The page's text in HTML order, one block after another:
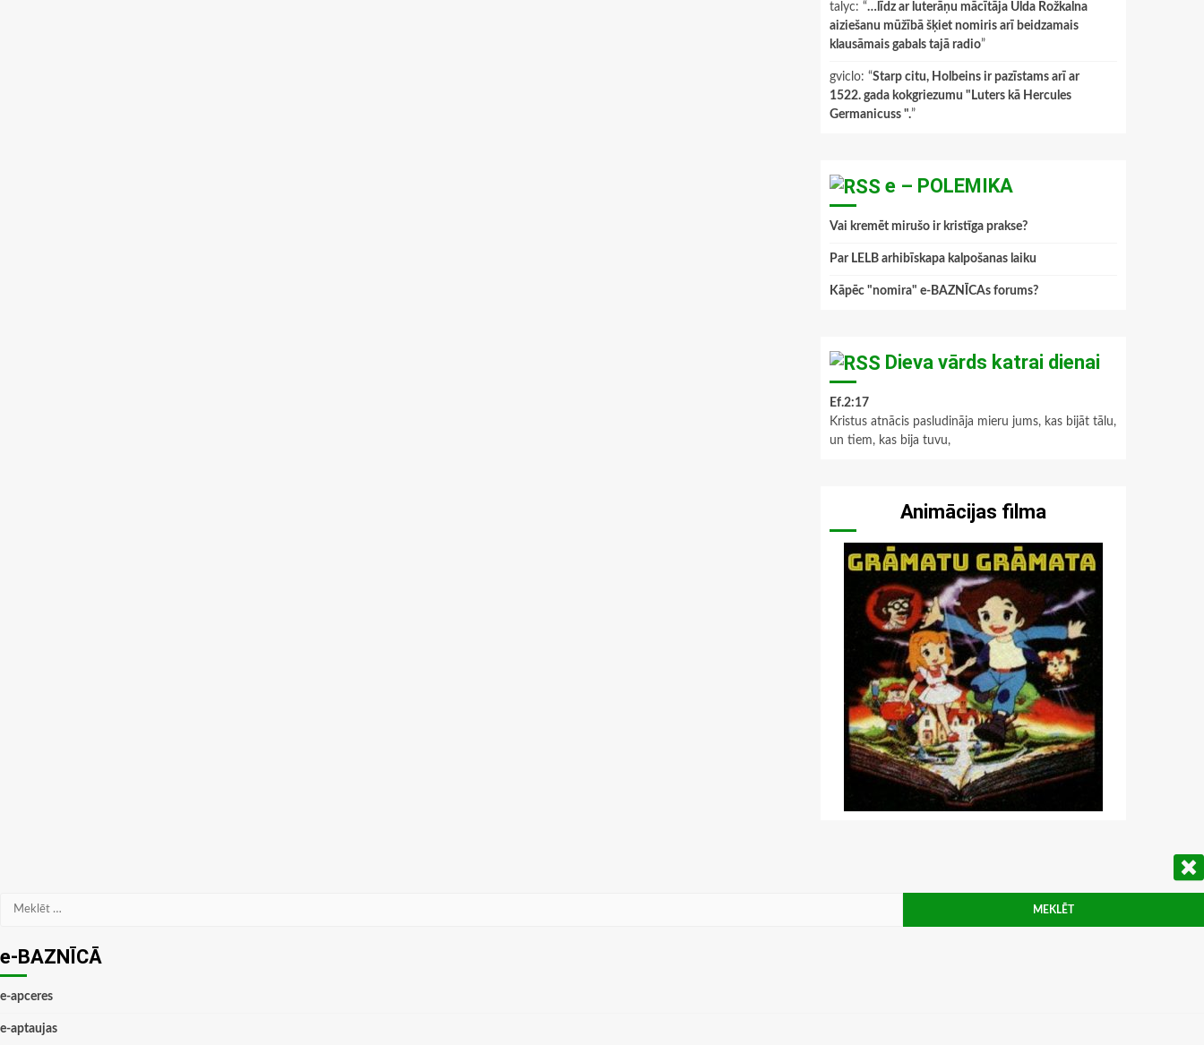
talyc: “…līdz ar luterāņu mācītāja Ulda Rožkalna
aiziešanu mūžībā šķiet nomiris arī beidzamais
klausāmais gabals tajā radio”
gviclo: “Starp citu, Holbeins ir pazīstams arī ar
1522. gada kokgriezumu "Luters kā Hercules
Germanicuss ".”
e – POLEMIKA
Vai kremēt mirušo ir kristīga prakse?
Par LELB arhibīskapa kalpošanas laiku
Kāpēc "nomira" e-BAZNĪCAs forums?
Dieva vārds katrai dienai
Ef.2:17
Kristus atnācis pasludināja mieru jums, kas bijāt tālu,
un tiem, kas bija tuvu,
Animācijas filma
Meklēt:
e-BAZNĪCĀ
e-apceres
e-aptaujas